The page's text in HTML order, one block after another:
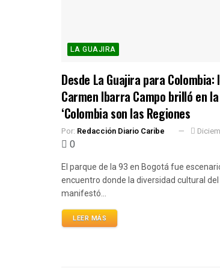
LA GUAJIRA
Desde La Guajira para Colombia:
Carmen Ibarra Campo brilló en
‘Colombia son las Regiones
Por: Redacción Diario Caribe
0
El parque de la 93 en Bogotá fue
encuentro donde la diversidad cultural del
manifestó...
LEER MÁS